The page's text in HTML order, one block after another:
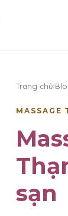
Trang chủ›
MASSAGE
sạn